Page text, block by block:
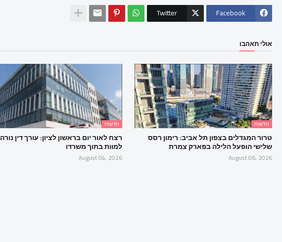
Facebook
Twitter
אולי תאהבו
חדשות
טרור המגדלים בצפון תל אביב: רימון רסס
שלישי הופעל הלילה בפארק צמרת
August 06, 2026
חדשות
רצח לאור יום בראשון לציון: עורך דין נורה
למוות בתוך משרדו
August 04, 2026